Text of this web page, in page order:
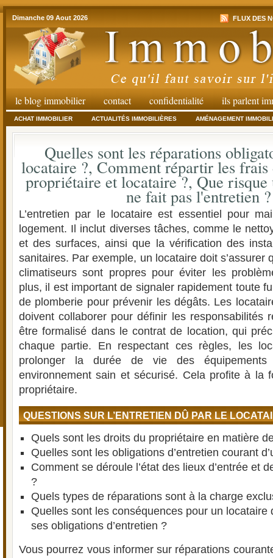
Dimanche 09 Aout 2026 FLUX DES
le blog immobilier contact confidentialité ils parlent
ACHAT IMMOBILIER ACTUALITÉS IMMOBILIÈRES AMÉNAGEMENT
Quelles sont les réparations
locataire ?, Comment répartir les frais
propriétaire et locataire ?, Que
ne fait pas l'entretien ?
L’entretien par le locataire est essentiel pour
logement. Il inclut diverses tâches, comme le
et des surfaces, ainsi que la vérification des
sanitaires. Par exemple, un locataire doit s’assurer
climatiseurs sont propres pour éviter les
plus, il est important de signaler rapidement toute
de plomberie pour prévenir les dégâts. Les
doivent collaborer pour définir les responsabilités
être formalisé dans le contrat de location, qui
chaque partie. En respectant ces règles, les
prolonger la durée de vie des
environnement sain et sécurisé. Cela profite à la
propriétaire.
QUESTIONS SUR L’ENTRETIEN DÛ PAR LE
Quels sont les droits du propriétaire en matière
Quelles sont les obligations d’entretien courant
Comment se déroule l’état des lieux d’entrée et
?
Quels types de réparations sont à la charge
Quelles sont les conséquences pour un locataire
ses obligations d’entretien ?
Vous pourrez vous informer sur réparations